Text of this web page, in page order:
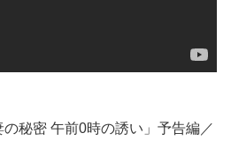
の秘密 午前0時の誘い」予告編／